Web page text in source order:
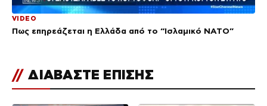
VIDEO
Πως επηρεάζεται η Ελλάδα από το “Ισλαμικό ΝΑΤΟ”
// ΔΙΑΒΑΣΤΕ ΕΠΙΣΗΣ